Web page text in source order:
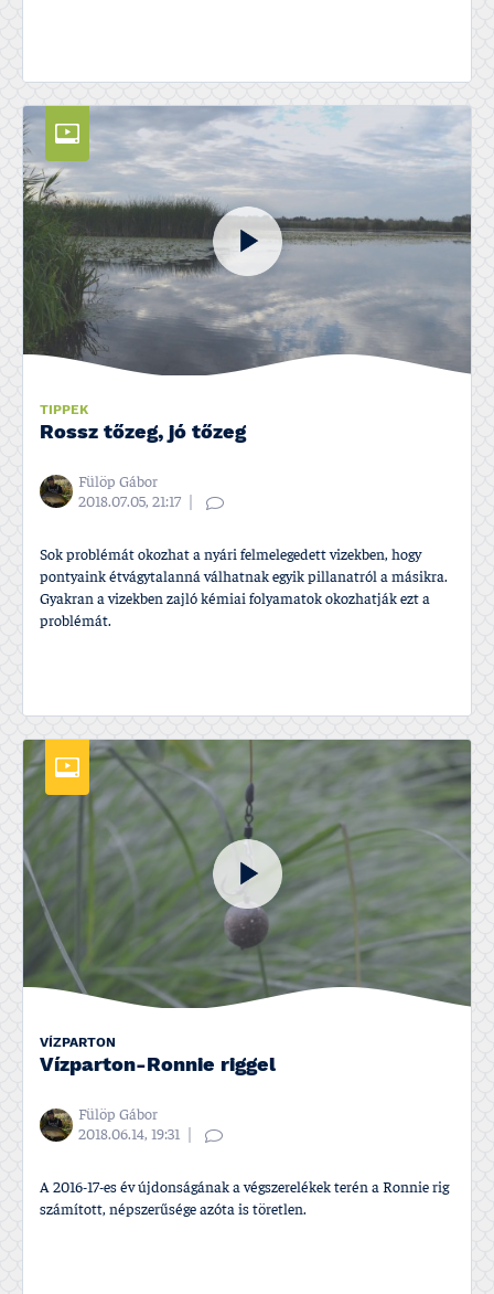
TIPPEK
Rossz tőzeg, jó tőzeg
Fülöp Gábor
2018.07.05, 21:17
Sok problémát okozhat a nyári felmelegedett vizekben, hogy
pontyaink étvágytalanná válhatnak egyik pillanatról a másikra.
Gyakran a vizekben zajló kémiai folyamatok okozhatják ezt a
problémát.
VÍZPARTON
Ví­zparton-Ronnie riggel
Fülöp Gábor
2018.06.14, 19:31
A 2016-17-es év újdonságának a végszerelékek terén a Ronnie rig
számí­tott, népszerűsége azóta is töretlen.